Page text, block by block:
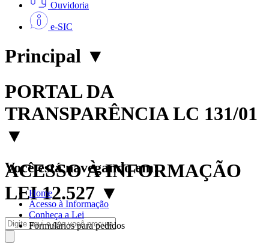
Ouvidoria
e-SIC
Principal ▼
PORTAL DA
TRANSPARÊNCIA LC 131/01
▼
ACESSO À INFORMAÇÃO
LEI 12.527 ▼
Você está navegando em:
Home
Acesso à Informação
Conheça a Lei
Formulários para pedidos